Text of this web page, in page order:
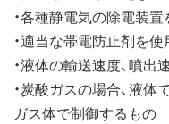
・各種静電気の除電装
・適当な帯電防止剤を使
・液体の輸送速度、噴出
・炭酸ガスの場合、液
ガス体で制御するもの